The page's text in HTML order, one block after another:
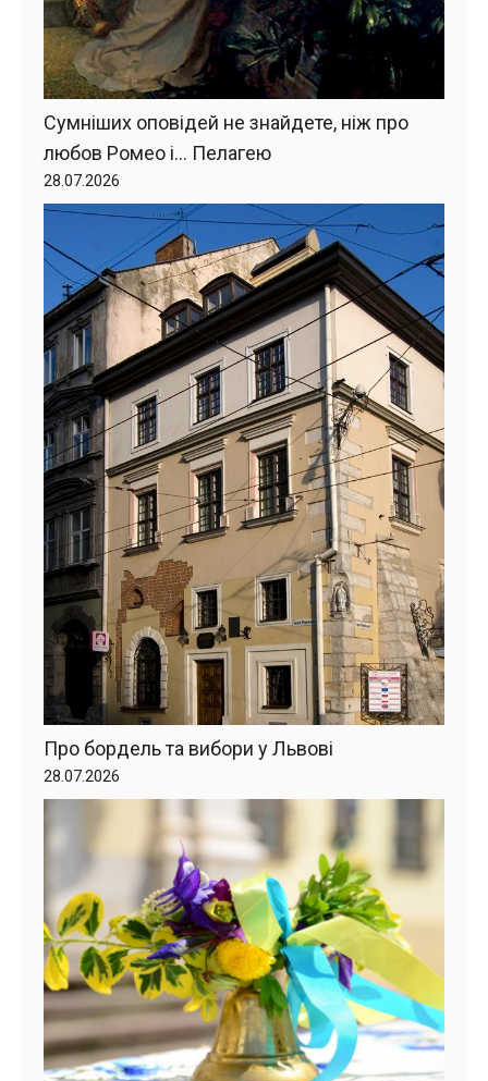
Сумніших оповідей не знайдете, ніж про
любов Ромео і… Пелагею
28.07.2026
Про бордель та вибори у Львові
28.07.2026